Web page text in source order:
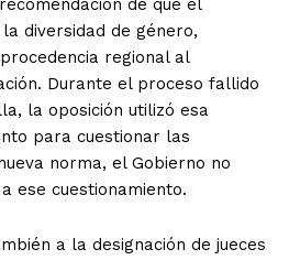
de que el
diversidad de género,
regional al
Durante el proceso fallido
la oposición utilizó esa
para cuestionar las
norma, el Gobierno no
ese cuestionamiento.
a la designación de jueces